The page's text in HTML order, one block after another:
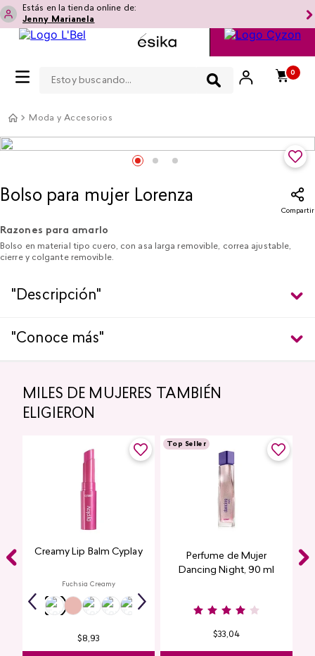
Estás en la tienda online de:
Jenny Marianela
0
Moda y Accesorios
Bolso para mujer Lorenza
Compartir
Razones para amarlo
Bolso en material tipo cuero, con asa larga removible, correa ajustable,
cierre y colgante removible.
"Descripción"
"Conoce más"
MILES DE MUJERES TAMBIÉN
ELIGIERON
Creamy Lip Balm Cyplay
Fuchsia Creamy
$8,93
Top Seller
Perfume de Mujer
Dancing Night, 90 ml
$33,04